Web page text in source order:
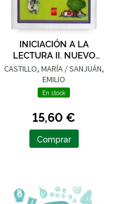
INICIACIÓN A LA
LECTURA II. NUEVO
PARQUE DE PAPEL
CASTILLO, MARÍA / SANJUÁN,
EMILIO
En stock
15,60 €
Comprar